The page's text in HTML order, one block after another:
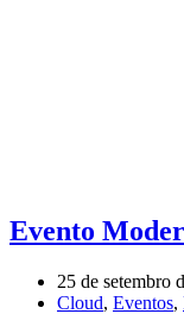
Evento
25 de setembro
Cloud, Eventos,